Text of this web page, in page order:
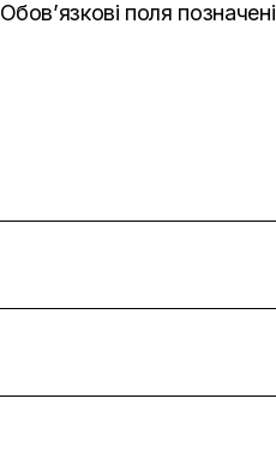
Обов’язкові поля позначені